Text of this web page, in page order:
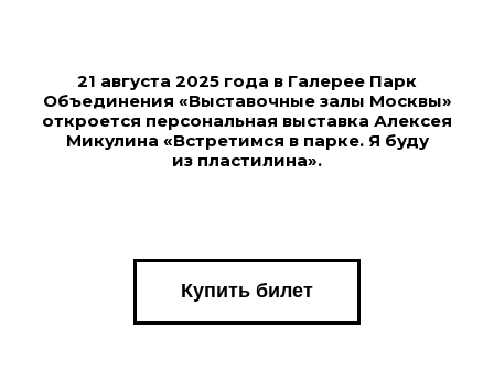
21 августа 2025 года в Галерее Парк
Объединения «Выставочные залы Москвы»
откроется персональная выставка Алексея
Микулина «Встретимся в парке. Я буду
из пластилина».
Купить билет